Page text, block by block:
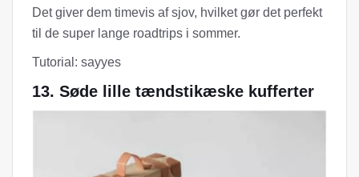
Det giver dem timevis af sjov, hvilket gør det perfekt
til de super lange roadtrips i sommer.
Tutorial: sayyes
13. Søde lille tændstikæske kufferter